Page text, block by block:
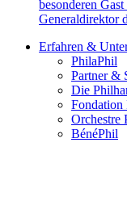
besonderen
Generaldirektor
Erfahren &
PhilaPhil
Partner &
Die
Fondation
Orchestre
BénéPhil